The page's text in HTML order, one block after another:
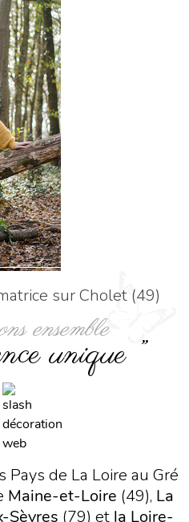
sur Cholet (49)
ensemble
unique ”
Pays de La Loire au Gré
Maine-et-Loire (49), La
Sèvres (79) et la Loire-